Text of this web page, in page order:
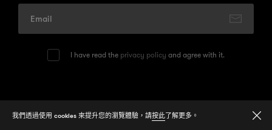
I have read the privacy policy and agree with it.
我們透過使用 cookies 來提升您的瀏覽體驗，請按此了解更多。